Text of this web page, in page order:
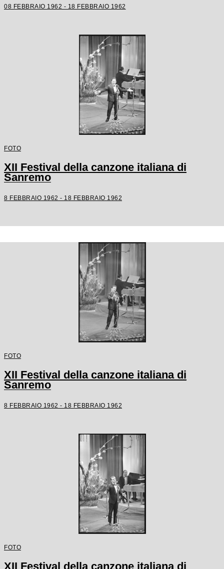
08 FEBBRAIO 1962 - 18 FEBBRAIO 1962
FOTO
XII Festival della canzone italiana di
Sanremo
8 FEBBRAIO 1962 - 18 FEBBRAIO 1962
FOTO
XII Festival della canzone italiana di
Sanremo
8 FEBBRAIO 1962 - 18 FEBBRAIO 1962
FOTO
XII Festival della canzone italiana di